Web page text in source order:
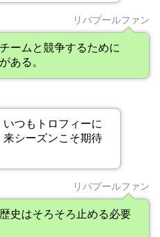
リバプールファン
ームと競争するために
ある。
つもトロフィーに
シーズンこそ期待
リバプールファン
史はそろそろ止める必要